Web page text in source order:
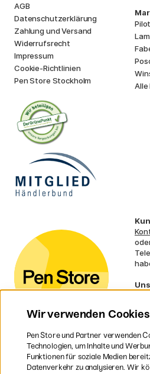
AGB
Datenschutzerklärung
Zahlung und Versand
Widerrufsrecht
Impressum
Cookie-Richtlinien
Pen Store Stockholm
Pilot
Alle
UK
Wir verwenden Cookies
Pen Store und Partner verwenden
Technologien, um Inhalte und
Funktionen für soziale Medien
Datenverkehr zu analysieren. Wir